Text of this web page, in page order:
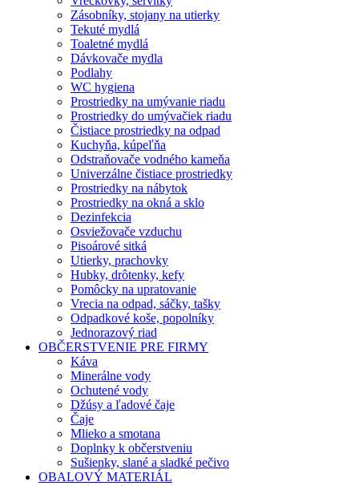
Zásobníky, stojany na utierky
Tekuté mydlá
Toaletné mydlá
Dávkovače mydla
Podlahy
WC hygiena
Prostriedky na umývanie riadu
Prostriedky do umývačiek riadu
Čistiace prostriedky na odpad
Kuchyňa, kúpeľňa
Odstraňovače vodného kameňa
Univerzálne čistiace prostriedky
Prostriedky na nábytok
Prostriedky na okná a sklo
Dezinfekcia
Osviežovače vzduchu
Pisoárové sitká
Utierky, prachovky
Hubky, drôtenky, kefy
Pomôcky na upratovanie
Vrecia na odpad, sáčky, tašky
Odpadkové koše, popolníky
Jednorazový riad
OBČERSTVENIE PRE FIRMY
Káva
Minerálne vody
Ochutené vody
Džúsy a ľadové čaje
Čaje
Mlieko a smotana
Doplnky k občerstveniu
Sušienky, slané a sladké pečivo
OBALOVÝ MATERIÁL